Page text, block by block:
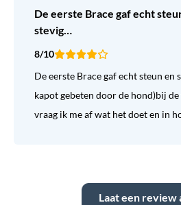
De eerste Brace gaf echt
stevig…
8/10
De eerste Brace gaf echt steun en
kapot gebeten door de hond)bij
vraag ik me af wat het doet en in
Laat een review